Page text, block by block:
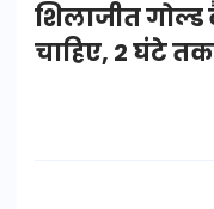
शिलाजीत
चाहिए, 2 घंटे